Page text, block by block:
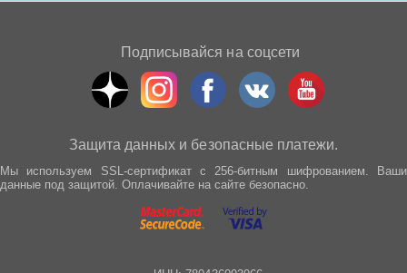
Подписывайся на соцсети
Защита данных и безопасные платежи.
Мы используем SSL-сертификат с 256-битным шифрованием. Ваши
данные под защитой. Оплачивайте на сайте безопасно.